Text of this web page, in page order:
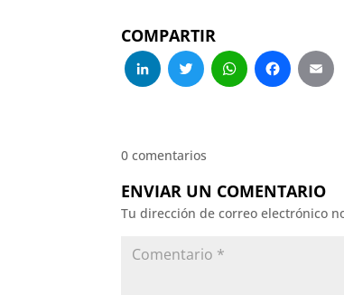
COMPARTIR
LinkedIn
Twitter
0 comentarios
ENVIAR UN COMENTARIO
Tu dirección de correo electrónico